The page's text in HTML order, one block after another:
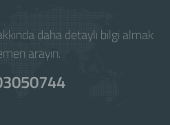
daha detaylı bilgi almak
arayın.